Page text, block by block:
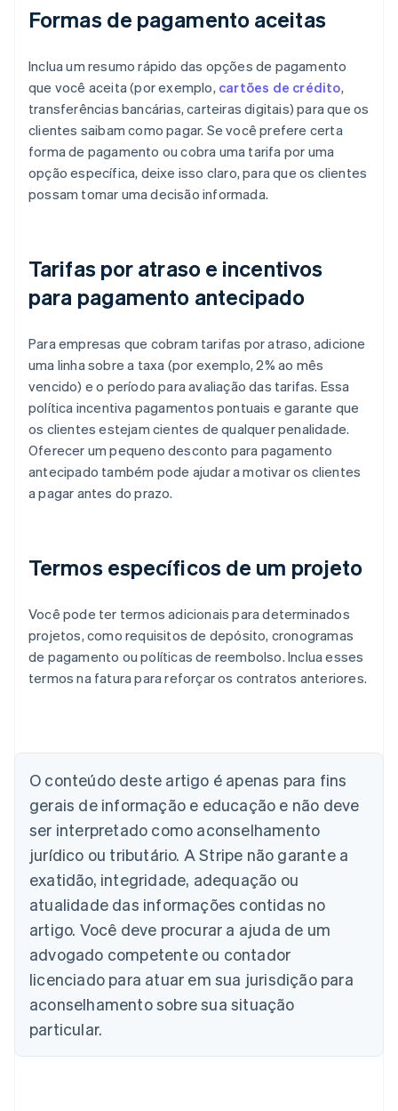
Formas de pagamento aceitas
Inclua um resumo rápido das opções de pagamento
que você aceita (por exemplo, cartões de crédito,
transferências bancárias, carteiras digitais) para que os
clientes saibam como pagar. Se você prefere certa
forma de pagamento ou cobra uma tarifa por uma
opção específica, deixe isso claro, para que os clientes
possam tomar uma decisão informada.
Tarifas por atraso e incentivos
para pagamento antecipado
Para empresas que cobram tarifas por atraso, adicione
uma linha sobre a taxa (por exemplo, 2% ao mês
vencido) e o período para avaliação das tarifas. Essa
política incentiva pagamentos pontuais e garante que
os clientes estejam cientes de qualquer penalidade.
Oferecer um pequeno desconto para pagamento
antecipado também pode ajudar a motivar os clientes
a pagar antes do prazo.
Termos específicos de um projeto
Você pode ter termos adicionais para determinados
projetos, como requisitos de depósito, cronogramas
de pagamento ou políticas de reembolso. Inclua esses
termos na fatura para reforçar os contratos anteriores.
O conteúdo deste artigo é apenas para fins
gerais de informação e educação e não deve
ser interpretado como aconselhamento
jurídico ou tributário. A Stripe não garante a
exatidão, integridade, adequação ou
atualidade das informações contidas no
artigo. Você deve procurar a ajuda de um
advogado competente ou contador
licenciado para atuar em sua jurisdição para
aconselhamento sobre sua situação
particular.
Alemanha
Áustria
Bélgica
NederlandsFrançaisDeutschEnglish
Brasil
PortuguêsEnglish
Bulgária
English
Canadá
English Français
China continental
Chipre
English
Croácia
Dinamarca